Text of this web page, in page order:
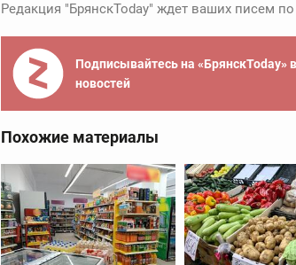
Редакция "БрянскToday" ждет ваших писем по
Подписывайтесь на «БрянскToday»
новостей
Похожие материалы